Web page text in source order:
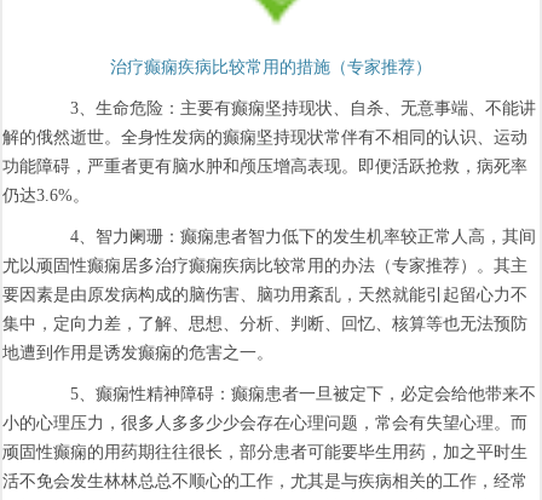
治疗癫痫疾病比较常用的措施（专家推荐）
3、生命危险：主要有癫痫坚持现状、自杀、无意事端、不能讲
解的俄然逝世。全身性发病的癫痫坚持现状常伴有不相同的认识、运动
功能障碍，严重者更有脑水肿和颅压增高表现。即便活跃抢救，病死率
仍达3.6%。
4、智力阑珊：癫痫患者智力低下的发生机率较正常人高，其间
尤以顽固性癫痫居多治疗癫痫疾病比较常用的办法（专家推荐）。其主
要因素是由原发病构成的脑伤害、脑功用紊乱，天然就能引起留心力不
集中，定向力差，了解、思想、分析、判断、回忆、核算等也无法预防
地遭到作用是诱发癫痫的危害之一。
5、癫痫性精神障碍：癫痫患者一旦被定下，必定会给他带来不
小的心理压力，很多人多多少少会存在心理问题，常会有失望心理。而
顽固性癫痫的用药期往往很长，部分患者可能要毕生用药，加之平时生
活不免会发生林林总总不顺心的工作，尤其是与疾病相关的工作，经常